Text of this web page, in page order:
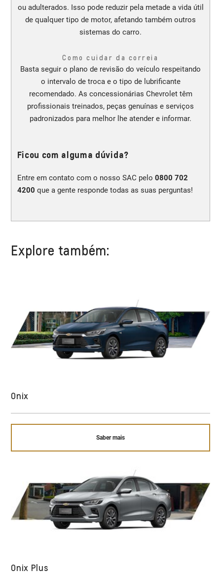
ou adulterados. Isso pode reduzir pela metade a vida útil
de qualquer tipo de motor, afetando também outros
sistemas do carro.
Como cuidar da correia
Basta seguir o plano de revisão do veículo respeitando
o intervalo de troca e o tipo de lubrificante
recomendado. As concessionárias Chevrolet têm
profissionais treinados, peças genuínas e serviços
padronizados para melhor lhe atender e informar.
Ficou com alguma dúvida?
Entre em contato com o nosso SAC pelo 0800 702
4200 que a gente responde todas as suas perguntas!
Explore também:
Onix
Saber mais
Onix Plus